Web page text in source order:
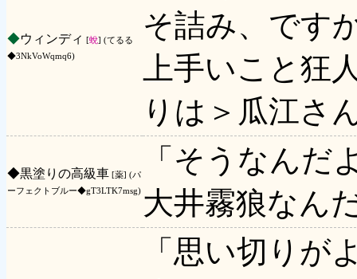
◆ウィンディ [蛻] (てるる
◆3NkVoWqmq6)
そ詰み、です
上手いこと狂
りは＞瓜江さ
◆黒塗りの高級車 [薬] (パ
ーフェクトブルー◆gT3LTK7msg)
「そうなん
大井霧狼なん
「思い切りが